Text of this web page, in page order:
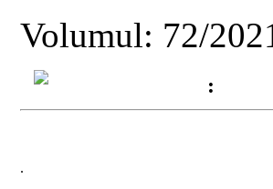
Volumul: 72/
:
.